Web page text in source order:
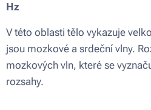
Hz
V této oblasti tělo vykazuje
jsou mozkové a srdeční vlny.
mozkových vln, které se
rozsahy.